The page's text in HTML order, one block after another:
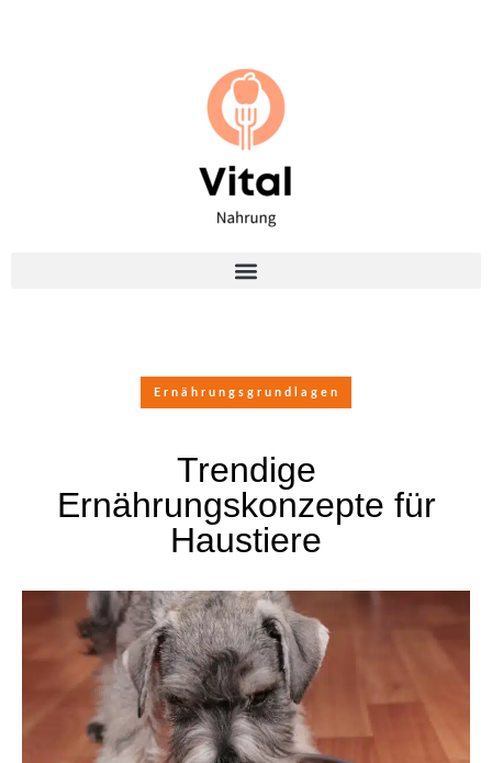
Ernährungsgrundlagen
Trendige
Ernährungskonzepte für
Haustiere